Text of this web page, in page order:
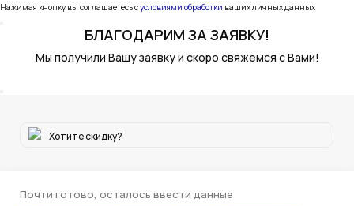
Нажимая кнопку вы соглашаетесь сусловиями обработки ваших личных данных
БЛАГОДАРИМ ЗА ЗАЯВКУ!
Мы получили Вашу заявку и скоро свяжемся с Вами!
Хотите скидку?
Почти готово, осталось ввести данные